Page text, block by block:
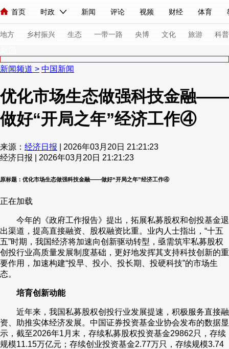
首页 时政 新闻 评论 视频 财经 体育
人民领袖习近平 联播+ 中国领导人 央视快评 习式妙语
直播 栏目大全 节目单 听音 微视频 主持人
海外频道 iPanda English Монгол
地方 乡村振兴 生态 一带一路 央博 文化 旅游 科普
总台春晚 网络春晚
新闻 国内 国际 评论 经济 军事 科技
视频 小央视频 小央直播
现场 前线 比划 快看 蓝海中国
体育
VIP会员 CCTV奥林匹克频道 生活体育大会 体育江湖
财经 教育 乡村振兴 生态环境 一带一路 央博
大国智造 大国展会 大国保险 云顶对话 云起
CCTV.节目官网 直播 节目单 栏目 片库 热播榜
新闻频道 > 中国新闻
优化市场生态做强科技金融——
做好“开局之年”经济工作④
来源： 经济日报 | 2026年03月20日 21:21:23
经济日报 | 2026年03月20日 21:21:23
原标题：优化市场生态做强科技金融——做好“开局之年”经济工作④
正在加载
今年的《政府工作报告》提出，拓展私募股权和创投基金退
出渠道，提高直接融资、股权融资比重。业内人士指出，“十五
五”时期，我国经济将加速向创新驱动转型，亟需筑牢私募股权
创投行业高质量发展制度基础，更好地发挥其支持科技创新的重
要作用，加速构建“投早、投小、投长期、投硬科技”的市场生
态。
培育创新动能
近年来，我国私募股权创投行业发展提速，积极服务直接融
资、助推实体经济发展。中国证券投资基金业协会发布的数据显
示，截至2026年1月末，存续私募股权投资基金29862只，存续
规模11.15万亿元；存续创业投资基金2.77万只，存续规模3.74